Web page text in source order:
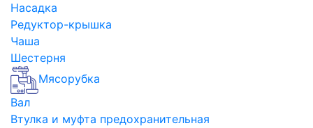
Насадка
Редуктор-крышка
Чаша
Шестерня
Мясорубка
Вал
Втулка и муфта предохранительная